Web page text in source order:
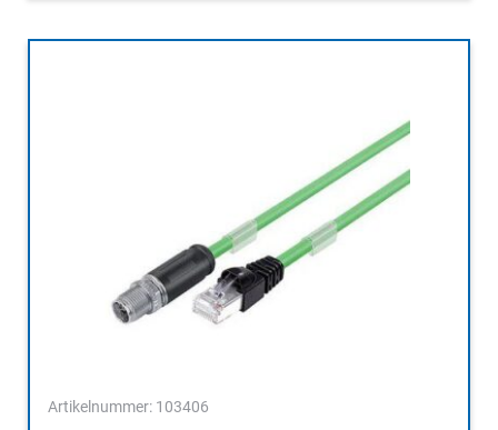
Artikelnummer: 103406